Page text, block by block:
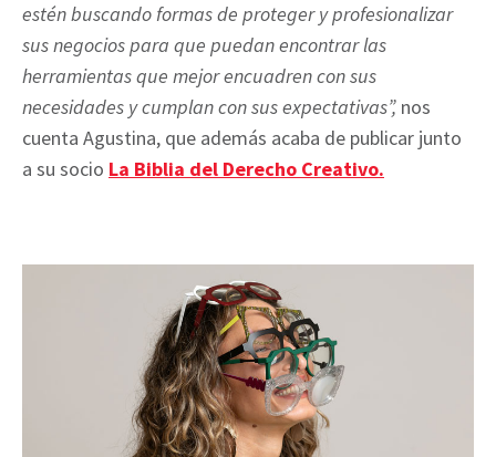
estén buscando formas de proteger y profesionalizar
sus negocios para que puedan encontrar las
herramientas que mejor encuadren con sus
necesidades y cumplan con sus expectativas”, nos
cuenta Agustina, que además acaba de publicar junto
a su socio La Biblia del Derecho Creativo.